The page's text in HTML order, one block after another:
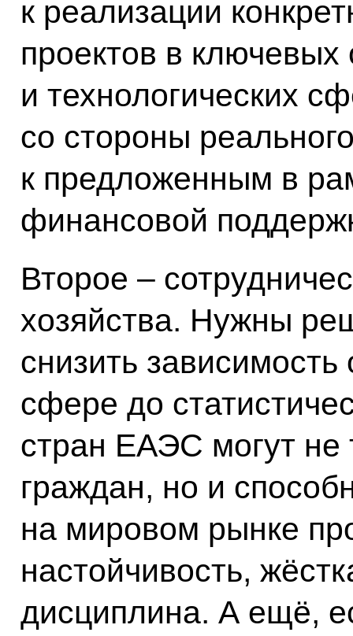
к реализации
проектов в ключевых
и технологических
со стороны
к предложенным в
финансовой
Второе –
хозяйства. Нужны
снизить
сфере до
стран ЕАЭС могут не
граждан, но и
на мировом рынке
настойчивость,
дисциплина. А ещё,